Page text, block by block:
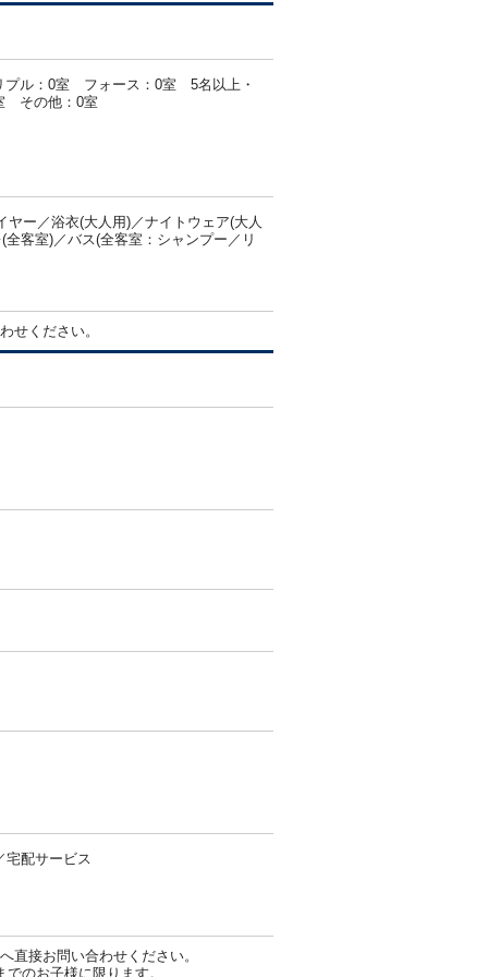
ル：0室 フォース：0室 5名以上・
その他：0室
ー／浴衣(大人用)／ナイトウェア(大人
客室)／バス(全客室：シャンプー／リ
せください。
宅配サービス
直接お問い合わせください。
のお子様に限ります。